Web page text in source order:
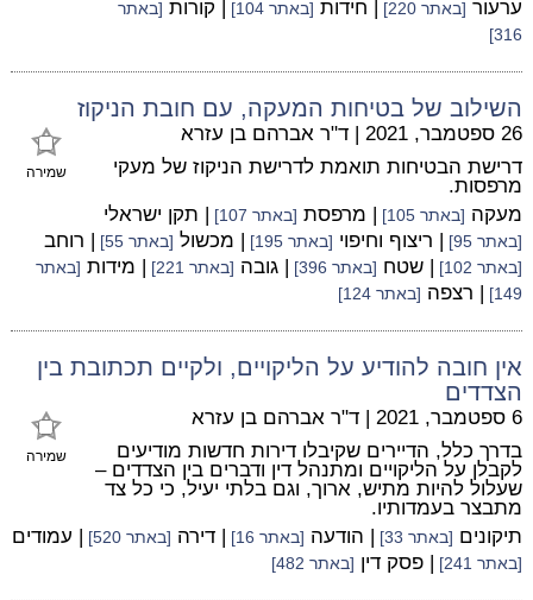
ערעור [באתר 220] | חידות [באתר 104] | קורות [באתר
316]
השילוב של בטיחות המעקה, עם חובת הניקוז
שמירה
26 ספטמבר, 2021 | ד"ר אברהם בן עזרא
דרישת הבטיחות תואמת לדרישת הניקוז של מעקי
מרפסות.
מעקה [באתר 105] | מרפסת [באתר 107] | תקן ישראלי
[באתר 95] | ריצוף וחיפוי [באתר 195] | מכשול [באתר 55] | רוחב
[באתר 102] | שטח [באתר 396] | גובה [באתר 221] | מידות [באתר
149]
| רצפה [באתר 124]
אין חובה להודיע על הליקויים, ולקיים תכתובת בין
הצדדים
שמירה
6 ספטמבר, 2021 | ד"ר אברהם בן עזרא
בדרך כלל, הדיירים שקיבלו דירות חדשות מודיעים
לקבלן על הליקויים ומתנהל דין ודברים בין הצדדים –
שעלול להיות מתיש, ארוך, וגם בלתי יעיל, כי כל צד
מתבצר בעמדותיו.
תיקונים [באתר 33] | הודעה [באתר 16] | דירה [באתר 520] | עמודים
[באתר 241] | פסק דין [באתר 482]